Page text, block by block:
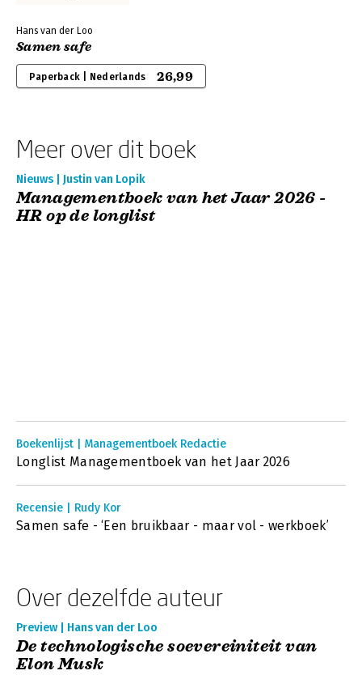
Hans van der Loo
Samen safe
Paperback | Nederlands 26,99
Meer over dit boek
Nieuws | Justin van Lopik
Managementboek van het Jaar 2026 -
HR op de longlist
Boekenlijst | Managementboek Redactie
Longlist Managementboek van het Jaar 2026
Recensie | Rudy Kor
Samen safe - ‘Een bruikbaar - maar vol - werkboek’
Over dezelfde auteur
Preview | Hans van der Loo
De technologische soevereiniteit van
Elon Musk